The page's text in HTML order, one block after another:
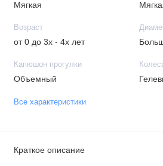
Мягкая
Возраст
от 0 до 3х - 4х лет
Капюшон прогулки
Объемный
Все характеристики
Краткое описание